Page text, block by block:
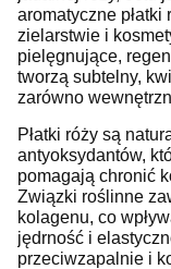
aromatyczne
zielarstwie i
pielęgnujące,
tworzą subtelny,
zarówno
Płatki róży są
antyoksydantów,
pomagają chronić
Związki roślinne
kolagenu, co
jędrność i
przeciwzapalnie i